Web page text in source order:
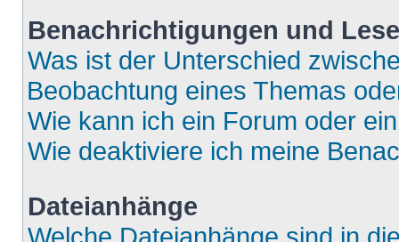
Benachrichtigungen und
Was ist der Unterschied
Beobachtung eines Themas
Wie kann ich ein Forum oder
Wie deaktiviere ich meine
Dateianhänge